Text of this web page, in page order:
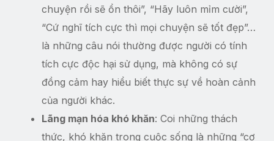
chuyện rồi sẽ ổn thôi”, “Hãy luôn mỉm cười”,
“Cứ nghĩ tích cực thì mọi chuyện sẽ tốt đẹp”…
là những câu nói thường được người có tính
tích cực độc hại sử dụng, mà không có sự
đồng cảm hay hiểu biết thực sự về hoàn cảnh
của người khác.
Lãng mạn hóa khó khăn: Coi những thách
thức, khó khăn trong cuộc sống là những “cơ